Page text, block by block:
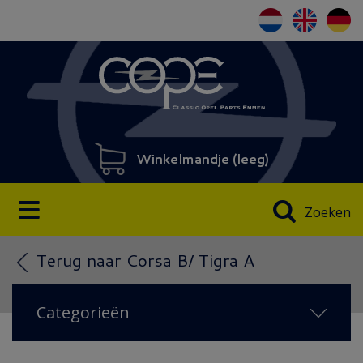
Winkelmandje (leeg)
Zoeken
Terug naar Corsa B/ Tigra A
Categorieën
NIEUW 2026(18)